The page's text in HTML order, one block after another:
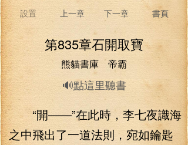
設置 上一章 下一章 書頁
第835章石開取寶
熊貓書庫 帝霸
🔊點這里聽書
“開——”在此時，李七夜識海
之中飛出了一道法則，宛如鑰匙